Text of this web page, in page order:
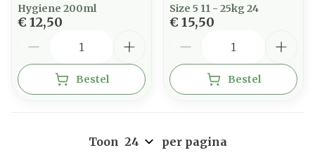
Hygiene 200ml
€ 12,50
Bestel
Size 5 11 - 25kg 24
€ 15,50
Bestel
Toon per pagina